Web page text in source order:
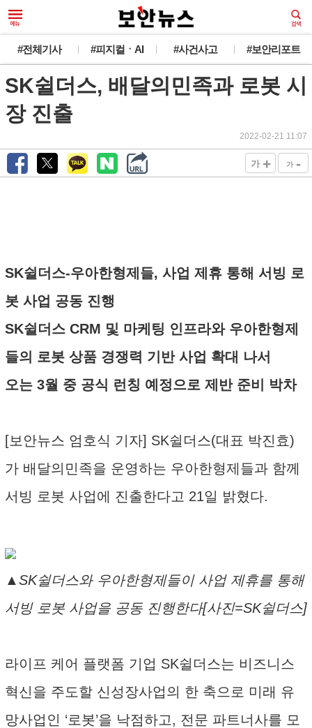
#전체기사 #피지컬ㆍAI #사건사고 #보안리포트
SK쉴더스, 배달의민족과 로봇 시
장 진출
2022-02-21 11:07
가 + 가 -
SK쉴더스-우아한형제들, 사업 제휴 통해 서빙 로
봇 사업 공동 진행
SK쉴더스 CRM 및 마케팅 인프라와 우아한형제
들의 로봇 상품 경쟁력 기반 사업 확대 나서
오는 3월 중 공식 런칭 예정으로 제반 준비 박차
[보안뉴스 엄호식 기자] SK쉴더스(대표 박진효)
가 배달의민족을 운영하는 우아한형제들과 함께
서빙 로봇 사업에 진출한다고 21일 밝혔다.
▲SK쉴더스와 우아한형제들이 사업 제휴를 통해
서빙 로봇 사업을 공동 진행한다[사진=SK쉴더스]
라이프 케어 플랫폼 기업 SK쉴더스는 비즈니스
혁신을 주도할 신성장사업의 한 축으로 미래 유
망사업인 ‘로봇’을 낙점하고, 전문 파트너사를 모